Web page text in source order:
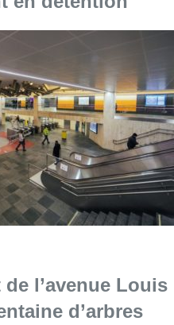
"Violente altercation à la
de l’avenue Louis
d’arbres